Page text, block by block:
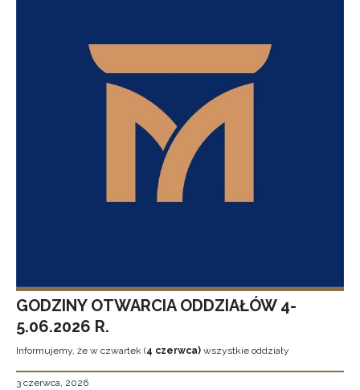
GODZINY OTWARCIA ODDZIAŁÓW 4-
5.06.2026 R.
Informujemy, że w czwartek (4 czerwca) wszystkie oddziały
3 czerwca, 2026